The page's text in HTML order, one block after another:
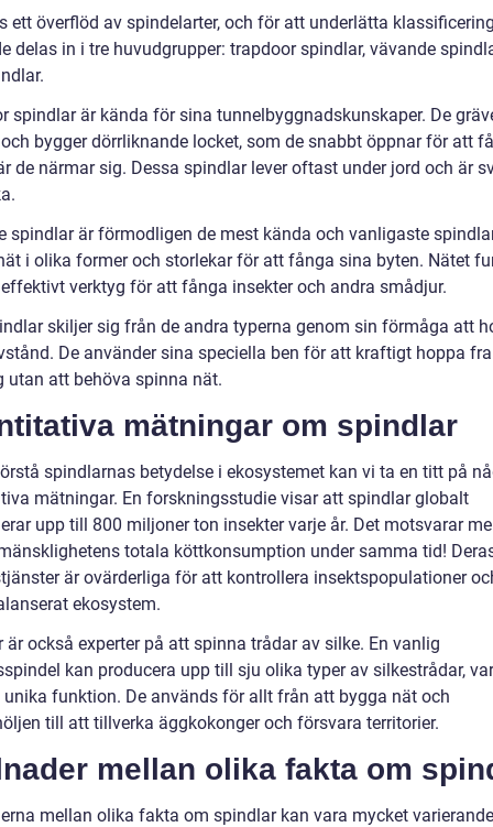
ett överflöd av spindelarter, och för att underlätta
delas in i tre huvudgrupper: trapdoor spindlar, vävande
spindlar är kända för sina tunnelbyggnadskunskaper. De
bygger dörrliknande locket, som de snabbt öppnar för att
de närmar sig. Dessa spindlar lever oftast under jord och är
spindlar är förmodligen de mest kända och vanligaste
i olika former och storlekar för att fånga sina byten. Nätet
verktyg för att fånga insekter och andra smådjur.
skiljer sig från de andra typerna genom sin förmåga att
De använder sina speciella ben för att kraftigt hoppa
utan att behöva spinna nät.
mätningar om spindlar
spindlarnas betydelse i ekosystemet kan vi ta en titt på
mätningar. En forskningsstudie visar att spindlar globalt
upp till 800 miljoner ton insekter varje år. Det motsvarar
totala köttkonsumption under samma tid!
är ovärderliga för att kontrollera insektspopulationer
ekosystem.
är också experter på att spinna trådar av silke. En vanlig
kan producera upp till sju olika typer av silkestrådar,
unika funktion. De används för allt från att bygga nät och
till att tillverka äggkokonger och försvara territorier.
mellan olika fakta om
mellan olika fakta om spindlar kan vara mycket